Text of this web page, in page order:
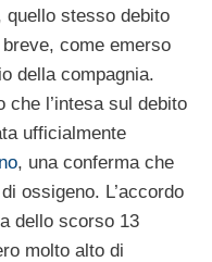
quello stesso debito
come emerso
della compagnia.
che l’intesa sul debito
ufficialmente
, una conferma che
ossigeno. L’accordo
dello scorso 13
molto alto di